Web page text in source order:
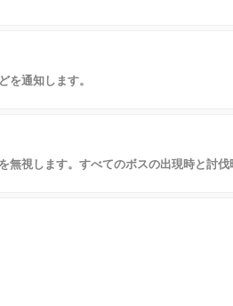
を通知します。
無視します。すべてのボスの出現時と討伐